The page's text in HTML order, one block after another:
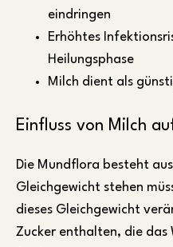
eindringen
Erhöhtes
Heilungsphase
Milch dient als
Einfluss von Milch
Die Mundflora besteht
Gleichgewicht stehen
dieses Gleichgewicht
Zucker enthalten, die das